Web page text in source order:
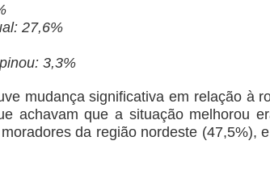
27,6%
3,3%
mudança significativa em relação à
achavam que a situação melhorou
da região nordeste (47,5%),